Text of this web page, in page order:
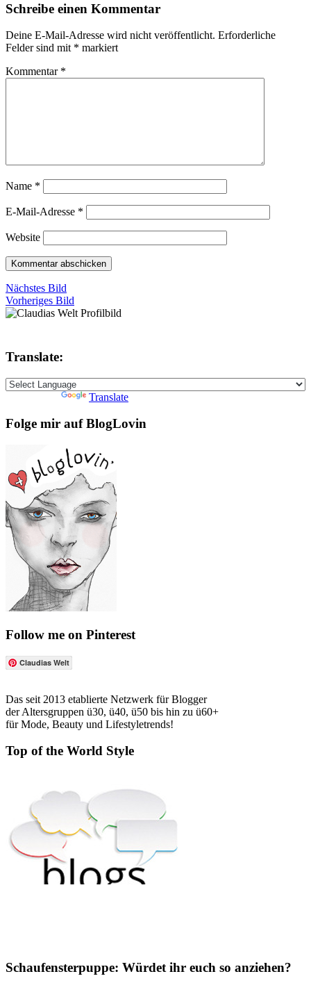
Schreibe einen Kommentar
Deine E-Mail-Adresse wird nicht veröffentlicht. Erforderliche
Felder sind mit * markiert
Kommentar *
Name *
E-Mail-Adresse *
Website
Nächstes Bild
Vorheriges Bild
Translate:
Translate
Folge mir auf BlogLovin
Follow me on Pinterest
Claudias Welt
Das seit 2013 etablierte Netzwerk für Blogger
der Altersgruppen ü30, ü40, ü50 bis hin zu ü60+
für Mode, Beauty und Lifestyletrends!
Top of the World Style
Schaufensterpuppe: Würdet ihr euch so anziehen?